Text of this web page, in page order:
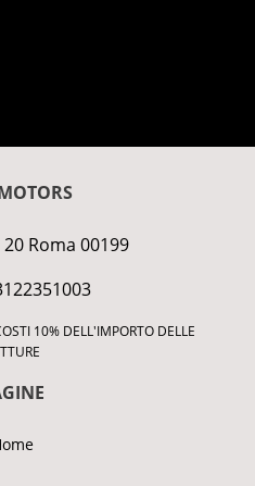
Roma 00199
10% DELL'IMPORTO DELLE